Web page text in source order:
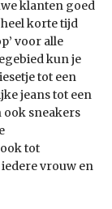
klanten goed
korte tijd
voor alle
kun je
tot een
jeans tot een
ook sneakers
tot
vrouw en